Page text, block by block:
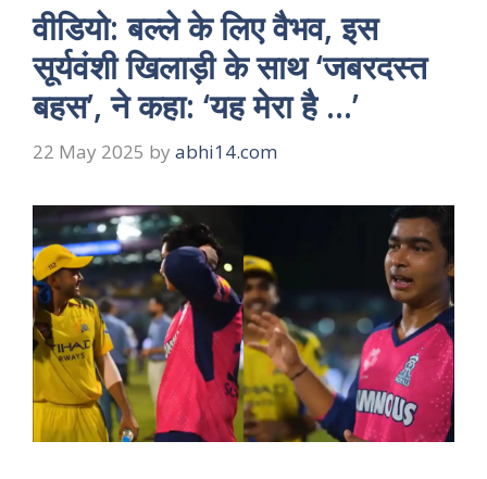
वीडियो: बल्ले के लिए वैभव, इस
सूर्यवंशी खिलाड़ी के साथ ‘जबरदस्त
बहस’, ने कहा: ‘यह मेरा है …’
22 May 2025 by abhi14.com